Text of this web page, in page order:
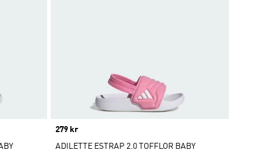
Price
279 kr
ADILETTE ESTRAP 2.0 TOFFLOR BABY